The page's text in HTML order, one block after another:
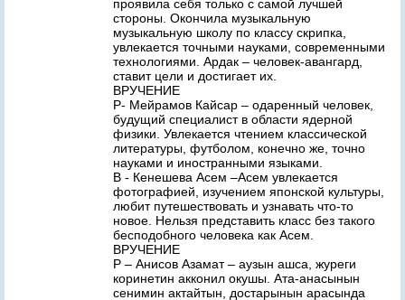
проявила себя только с самой лучшей
стороны. Окончила музыкальную
музыкальную школу по классу скрипка,
увлекается точными науками, современными
технологиями. Ардак – человек-авангард,
ставит цели и достигает их.
ВРУЧЕНИЕ
Р- Мейрамов Кайсар – одаренный человек,
будущий специалист в области ядерной
физики. Увлекается чтением классической
литературы, футболом, конечно же, точно
науками и иностранными языками.
В - Кенешева Асем –Асем увлекается
фотографией, изучением японской культуры,
любит путешествовать и узнавать что-то
новое. Нельзя представить класс без такого
бесподобного человека как Асем.
ВРУЧЕНИЕ
Р – Анисов Азамат – аузын ашса, журеги
коринетин акконил окушы. Ата-анасынын
сенимин актайтын, достарынын арасында